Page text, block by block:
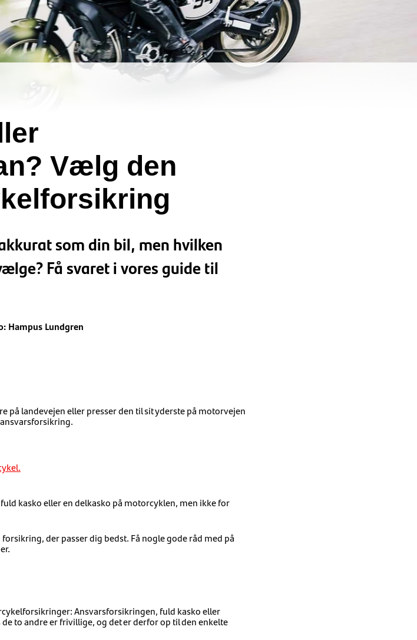
Vælg den
som din bil, men hvilken
Få svaret i vores guide til
Hampus Lundgren
på landevejen eller presser den til sit yderste på motorvejen
kasko eller en delkasko på motorcyklen, men ikke for
der passer dig bedst. Få nogle gode råd med på
Ansvarsforsikringen, fuld kasko eller
to andre er frivillige, og det er derfor op til den enkelte